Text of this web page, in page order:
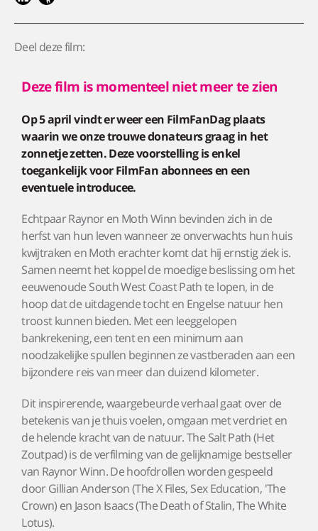
Deel deze film:
Deze film is momenteel niet meer te zien
Op 5 april vindt er weer een FilmFanDag plaats
waarin we onze trouwe donateurs graag in het
zonnetje zetten. Deze voorstelling is enkel
toegankelijk voor FilmFan abonnees en een
eventuele introducee.
Echtpaar Raynor en Moth Winn bevinden zich in de
herfst van hun leven wanneer ze onverwachts hun huis
kwijtraken en Moth erachter komt dat hij ernstig ziek is.
Samen neemt het koppel de moedige beslissing om het
eeuwenoude South West Coast Path te lopen, in de
hoop dat de uitdagende tocht en Engelse natuur hen
troost kunnen bieden. Met een leeggelopen
bankrekening, een tent en een minimum aan
noodzakelijke spullen beginnen ze vastberaden aan een
bijzondere reis van meer dan duizend kilometer.
Dit inspirerende, waargebeurde verhaal gaat over de
betekenis van je thuis voelen, omgaan met verdriet en
de helende kracht van de natuur. The Salt Path (Het
Zoutpad) is de verfilming van de gelijknamige bestseller
van Raynor Winn. De hoofdrollen worden gespeeld
door Gillian Anderson (The X Files, Sex Education, 'The
Crown) en Jason Isaacs (The Death of Stalin, The White
Lotus).